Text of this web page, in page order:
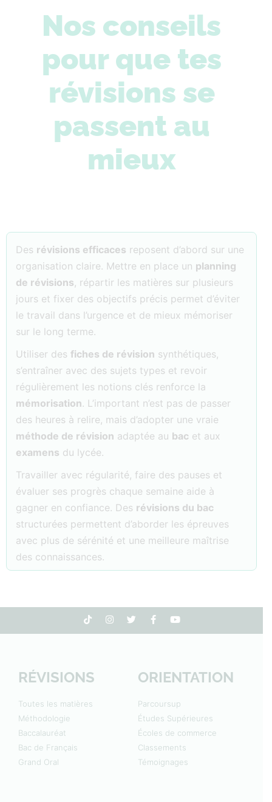
Nos conseils
pour que tes
révisions se
passent au
mieux
Des révisions efficaces reposent d’abord sur une
organisation claire. Mettre en place un planning
de révisions, répartir les matières sur plusieurs
jours et fixer des objectifs précis permet d’éviter
le travail dans l’urgence et de mieux mémoriser
sur le long terme.
Utiliser des fiches de révision synthétiques,
s’entraîner avec des sujets types et revoir
régulièrement les notions clés renforce la
mémorisation. L’important n’est pas de passer
des heures à relire, mais d’adopter une vraie
méthode de révision adaptée au bac et aux
examens du lycée.
Travailler avec régularité, faire des pauses et
évaluer ses progrès chaque semaine aide à
gagner en confiance. Des révisions du bac
structurées permettent d’aborder les épreuves
avec plus de sérénité et une meilleure maîtrise
des connaissances.
RÉVISIONS
Toutes les matières
Méthodologie
Baccalauréat
Bac de Français
Grand Oral
ORIENTATION
Parcoursup
Études Supérieures
Écoles de commerce
Classements
Témoignages